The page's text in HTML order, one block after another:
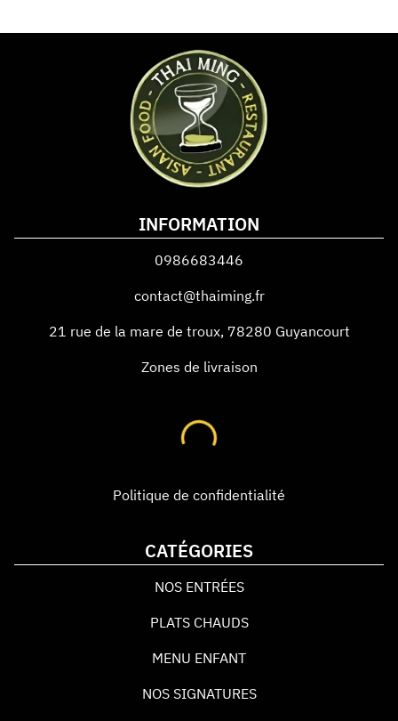
INFORMATION
0986683446
contact@thaiming.fr
21 rue de la mare de troux, 78280 Guyancourt
Zones de livraison
Politique de confidentialité
CATÉGORIES
NOS ENTRÉES
PLATS CHAUDS
MENU ENFANT
NOS SIGNATURES